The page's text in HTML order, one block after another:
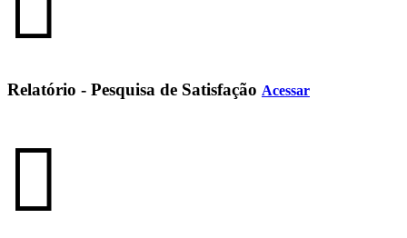
Relatório - Pesquisa de Satisfação Acessar